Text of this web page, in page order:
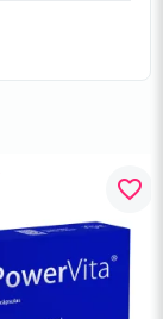
favorite_border